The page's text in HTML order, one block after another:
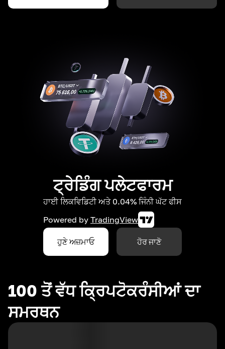
ਟ੍ਰੇਡਿੰਗ ਪਲੇਟਫਾਰਮ
ਹਾਈ ਲਿਕਵਿਡਿਟੀ ਅਤੇ 0.04% ਜਿੰਨੀ ਘੱਟ ਫੀਸ
Powered by TradingView
ਹੁਣੇ ਅਜ਼ਮਾਓ ਹੋਰ ਜਾਣੋ
100 ਤੋਂ ਵੱਧ ਕ੍ਰਿਪਟੋਕਰੰਸੀਆਂ ਦਾ
ਸਮਰਥਨ